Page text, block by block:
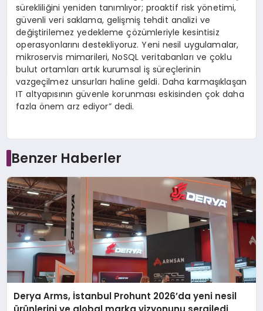
sürekliliğini yeniden tanımlıyor; proaktif risk yönetimi,
güvenli veri saklama, gelişmiş tehdit analizi ve
değiştirilemez yedekleme çözümleriyle kesintisiz
operasyonlarını destekliyoruz. Yeni nesil uygulamalar,
mikroservis mimarileri, NoSQL veritabanları ve çoklu
bulut ortamları artık kurumsal iş süreçlerinin
vazgeçilmez unsurları haline geldi. Daha karmaşıklaşan
IT altyapısının güvenle korunması eskisinden çok daha
fazla önem arz ediyor” dedi.
Benzer Haberler
Derya Arms, İstanbul Prohunt 2026’da yeni nesil